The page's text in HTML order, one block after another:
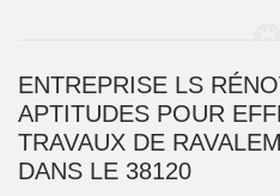
ENTREPRISE LS
APTITUDES POUR
TRAVAUX DE
DANS LE 38120